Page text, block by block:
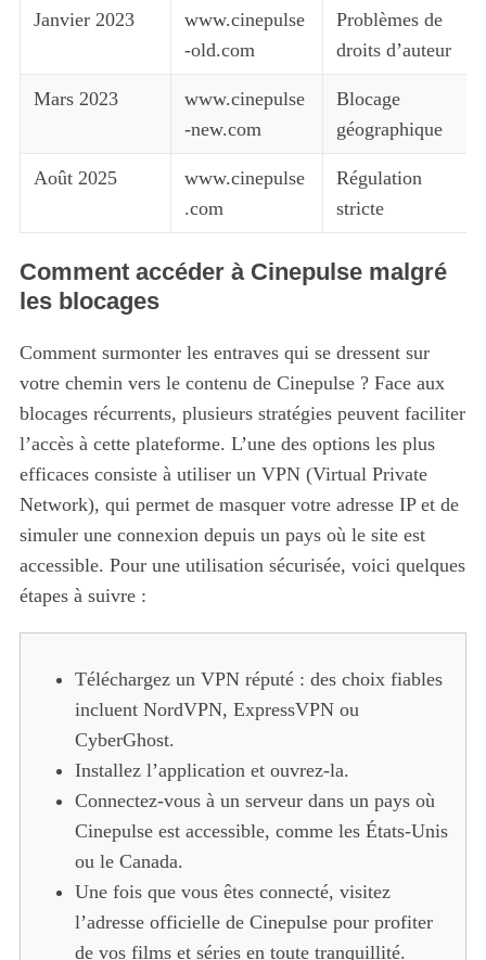
Janvier 2023
www.cinepulse
-old.com
Problèmes de
droits d’auteur
Mars 2023
www.cinepulse
-new.com
Blocage
géographique
Août 2025
www.cinepulse
.com
Régulation
stricte
Comment accéder à Cinepulse malgré
les blocages
Comment surmonter les entraves qui se dressent sur
votre chemin vers le contenu de Cinepulse ? Face aux
blocages récurrents, plusieurs stratégies peuvent faciliter
l’accès à cette plateforme. L’une des options les plus
efficaces consiste à utiliser un VPN (Virtual Private
Network), qui permet de masquer votre adresse IP et de
simuler une connexion depuis un pays où le site est
accessible. Pour une utilisation sécurisée, voici quelques
étapes à suivre :
Téléchargez un VPN réputé : des choix fiables
incluent NordVPN, ExpressVPN ou
CyberGhost.
Installez l’application et ouvrez-la.
Connectez-vous à un serveur dans un pays où
Cinepulse est accessible, comme les États-Unis
ou le Canada.
Une fois que vous êtes connecté, visitez
l’adresse officielle de Cinepulse pour profiter
de vos films et séries en toute tranquillité.